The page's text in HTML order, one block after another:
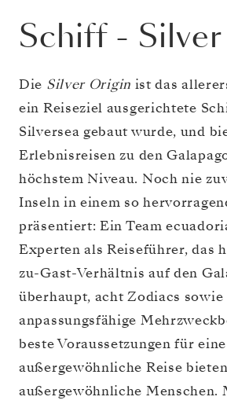
Schiff-
Die Silver Origin ist das
ein Reiseziel ausgerichtete
Silversea gebaut wurde, und
Erlebnisreisen zu den
höchstem Niveau. Noch nie
Inseln in einem so
präsentiert: Ein Team
Experten als Reiseführer, das
zu-Gast-Verhältnis auf den
überhaupt, acht Zodiacs
anpassungsfähige
beste Voraussetzungen für eine
außergewöhnliche Reise
außergewöhnliche Menschen.